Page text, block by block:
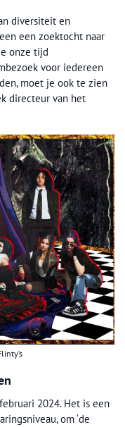
diversiteit en
een zoektocht naar
onze tijd
voor iedereen
moet je ook te zien
directeur van het
2024. Het is een
om ‘de